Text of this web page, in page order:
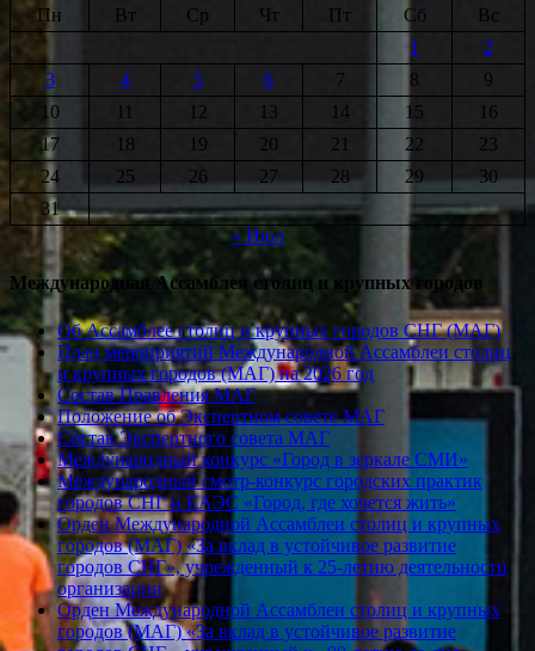
Пн
Вт Ср Чт Пт Сб
Вс
1
2
3
4 5 6 7 8
9
10
11 12 13 14 15
16
17
18 19 20 21 22
23
24
25 26 27 28 29
30
31
« Июл
Международная Ассамблея столиц и крупных городов
Об Ассамблее столиц и крупных городов СНГ (МАГ)
План мероприятий Международной Ассамблеи столиц
и крупных городов (МАГ) на 2026 год
Состав Правления МАГ
Положение об Экспертном совете МАГ
Состав Экспертного совета МАГ
Международный конкурс «Город в зеркале СМИ»
Международный смотр-конкурс городских практик
городов СНГ и ЕАЭС «Город, где хочется жить»
Орден Международной Ассамблеи столиц и крупных
городов (МАГ) «За вклад в устойчивое развитие
городов СНГ», учрежденный к 25-летию деятельности
организации
Орден Международной Ассамблеи столиц и крупных
городов (МАГ) «За вклад в устойчивое развитие